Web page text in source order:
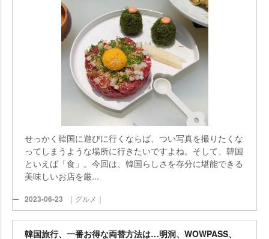
せっかく韓国に遊びに行くならば、つい写真を撮りたくな
ってしまうような場所に行きたいですよね。そして、韓国
といえば「食」。今回は、韓国らしさを存分に堪能できる
美味しいお店を厳...
2023-06-23 ｜グルメ｜
韓国旅行、一番お得な両替方法は…明洞、WOWPASS、